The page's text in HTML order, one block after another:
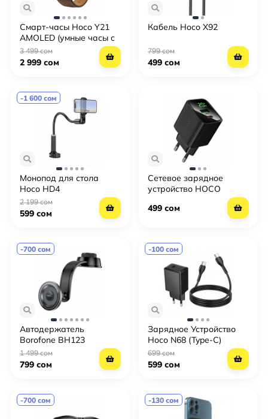
Смарт‑часы Hoco Y21
AMOLED (умные часы с
Bluetooth‑звонками,
фитнес‑трекер)
3 499 сом
2 999 сом
Кабель Hoco X92
799 сом
499 сом
-1 600 сом
Монопод для стола
Hoco HD4
2 199 сом
599 сом
Сетевое зарядное
устройство HOCO
CS83A PD20W + QC3.0 с
дисплеем
499 сом
-700 сом
Автодержатель
Borofone BH123
Magnetic с вращением
на всю 360°
1 499 сом
799 сом
-100 сом
Зарядное Устройство
Hoco N68 (Type-C)
699 сом
599 сом
-700 сом -130 сом